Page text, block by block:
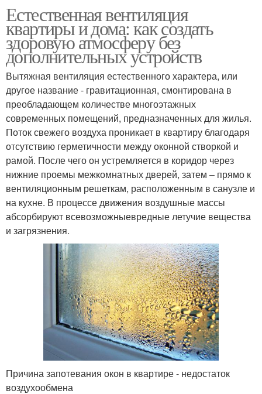
Естественная вентиляция
квартиры и дома: как создать
здоровую атмосферу без
дополнительных устройств
Вытяжная вентиляция естественного характера, или
другое название - гравитационная, смонтирована в
преобладающем количестве многоэтажных
современных помещений, предназначенных для жилья.
Поток свежего воздуха проникает в квартиру благодаря
отсутствию герметичности между оконной створкой и
рамой. После чего он устремляется в коридор через
нижние проемы межкомнатных дверей, затем – прямо к
вентиляционным решеткам, расположенным в санузле и
на кухне. В процессе движения воздушные массы
абсорбируют всевозможныевредные летучие вещества
и загрязнения.
Причина запотевания окон в квартире - недостаток
воздухообмена